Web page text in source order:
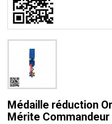
Médaille réduction
Mérite Commandeur